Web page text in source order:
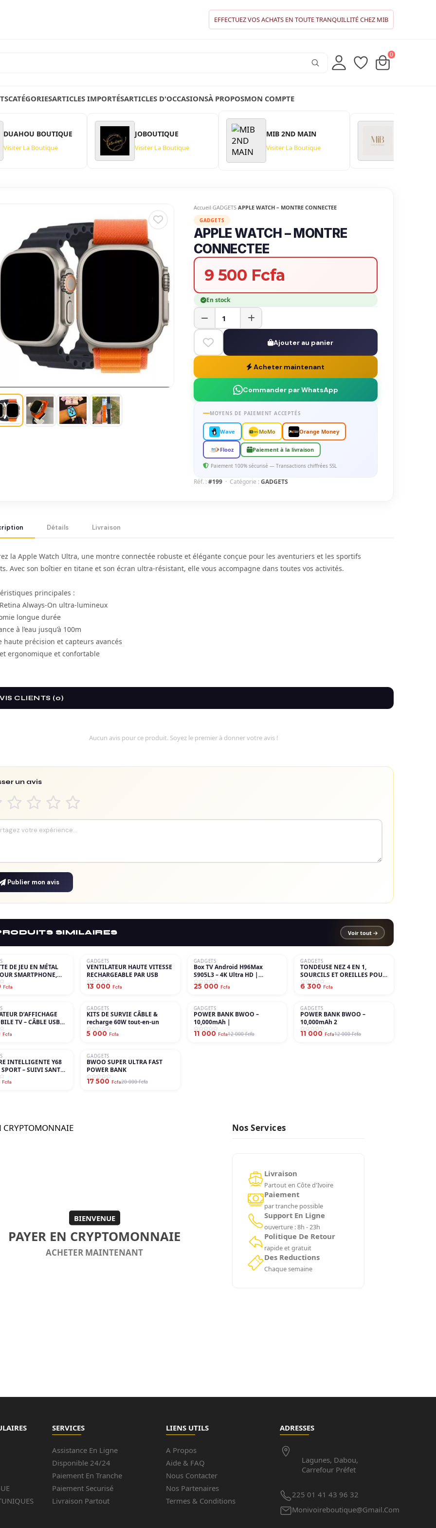
EFFECTUEZ VOS ACHATS EN TOUTE TRANQUILLITÉ CHEZ MIB
0
CATÉGORIESARTICLES IMPORTÉSARTICLES D'OCCASIONSÀ PROPOSMON COMPTE
DUAHOU BOUTIQUE
Visiter La Boutique
JOBOUTIQUE
Visiter La Boutique
MIB 2ND MAIN
Visiter La Boutique
Accueil GADGETS APPLE WATCH – MONTRE CONNECTEE
GADGETS
APPLE WATCH – MONTRE
CONNECTEE
9 500 Fcfa
En stock
Ajouter au panier
Acheter maintenant
Commander par WhatsApp
MOYENS DE PAIEMENT ACCEPTÉS
Wave MoMo Orange Money
Flooz Paiement à la livraison
Paiement 100% sécurisé — Transactions chiffrées SSL
Réf. : #199· Catégorie : GADGETS
Détails Livraison
la Apple Watch Ultra, une montre connectée robuste et élégante conçue pour les aventuriers et les sportifs
Avec son boîtier en titane et son écran ultra-résistant, elle vous accompagne dans toutes vos activités.
principales :
Always-On ultra-lumineux
longue durée
à l’eau jusqu’à 100m
haute précision et capteurs avancés
ergonomique et confortable
CLIENTS (0)
Aucun avis pour ce produit. Soyez le premier à donner votre avis !
un avis
Publier mon avis
SIMILAIRES Voir tout
DE JEU EN MÉTAL
SMARTPHONE,
PUBG,
DE TIR
Fcfa
GADGETS
VENTILATEUR HAUTE VITESSE
RECHARGEABLE PAR USB
13 000 Fcfa
GADGETS
Box TV Android H96Max
S905L3 – 4K Ultra HD |
Performante & Connectée
25 000 Fcfa
GADGETS
TONDEUSE NEZ 4 EN 1,
SOURCILS ET OREILLES POUR
HOMMES - USB
6 300 Fcfa
D’AFFICHAGE
TV – CÂBLE USB
VERS HDMI 4K 60HZ
Fcfa
GADGETS
KITS DE SURVIE CÂBLE &
recharge 60W tout-en-un
5 000 Fcfa
−8%
GADGETS
POWER BANK BWOO –
10,000mAh |
11 000 Fcfa12 000 Fcfa
−8%
GADGETS
POWER BANK BWOO –
10,000mAh 2
11 000 Fcfa12 000 Fcfa
INTELLIGENTE Y68
SPORT – SUIVI SANTÉ
(D20)
Fcfa
−13%
GADGETS
BWOO SUPER ULTRA FAST
POWER BANK
17 500 Fcfa20 000 Fcfa
BIENVENUE
PAYER EN CRYPTOMONNAIE
ACHETER MAINTENANT
Nos Services
Livraison
Partout en Côte d'Ivoire
Paiement
par tranche possible
Support En Ligne
ouverture : 8h - 23h
Politique De Retour
rapide et gratuit
Des Reductions
Chaque semaine
SERVICES
Assistance En Ligne
Disponible 24/24
Paiement En Tranche
Paiement Securisé
Livraison Partout
LIENS UTILS
A Propos
Aide & FAQ
Nous Contacter
Nos Partenaires
Termes & Conditions
ADRESSES
Lagunes, Dabou,
Carrefour Préfet
225 01 41 43 96 32
Monivoireboutique@gmail.com